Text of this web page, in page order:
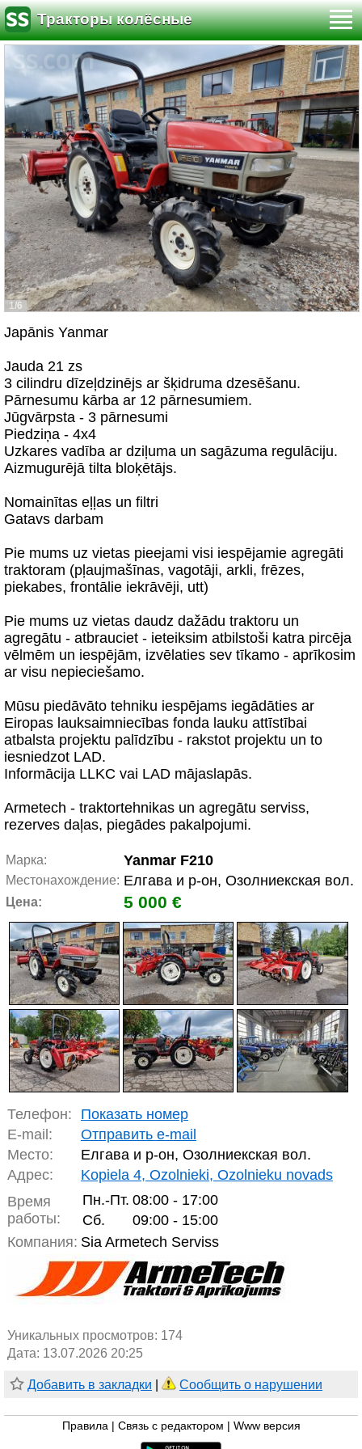
Тракторы колёсные
1/6
Japānis Yanmar
Jauda 21 zs
3 cilindru dīzeļdzinējs ar šķidruma dzesēšanu.
Pārnesumu kārba ar 12 pārnesumiem.
Jūgvārpsta - 3 pārnesumi
Piedziņa - 4x4
Uzkares vadība ar dziļuma un sagāzuma regulāciju.
Aizmugurējā tilta bloķētājs.
Nomainītas eļļas un filtri
Gatavs darbam
Pie mums uz vietas pieejami visi iespējamie agregāti
traktoram (pļaujmašīnas, vagotāji, arkli, frēzes,
piekabes, frontālie iekrāvēji, utt)
Pie mums uz vietas daudz dažādu traktoru un
agregātu - atbrauciet - ieteiksim atbilstoši katra pircēja
vēlmēm un iespējām, izvēlaties sev tīkamo - aprīkosim
ar visu nepieciešamo.
Mūsu piedāvāto tehniku iespējams iegādāties ar
Eiropas lauksaimniecības fonda lauku attīstībai
atbalsta projektu palīdzību - rakstot projektu un to
iesniedzot LAD.
Informācija LLKC vai LAD mājaslapās.
Armetech - traktortehnikas un agregātu serviss,
rezerves daļas, piegādes pakalpojumi.
Марка: Yanmar F210
Местонахождение: Елгава и р-он, Озолниекская вол.
Цена: 5 000 €
Телефон:
Показать номер
E-mail:
Отправить e-mail
Место:
Елгава и р-он, Озолниекская вол.
Адрес:
Kopiela 4, Ozolnieki, Ozolnieku novads
Время
работы:
Пн.-Пт. 08:00 - 17:00
Сб.
09:00 - 15:00
Компания: Sia Armetech Serviss
Уникальных просмотров: 174
Дата: 13.07.2026 20:25
Добавить в закладки Сообщить о нарушении
Правила Связь с редактором Www версия